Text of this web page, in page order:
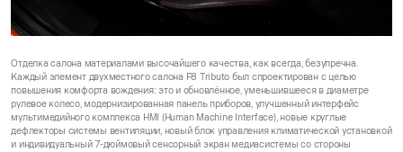
Отделка салона материалами высочайшего качества, как всегда, безупречна.
Каждый элемент двухместного салона F8 Tributo был спроектирован с целью
повышения комфорта вождения: это и обновлённое, уменьшившееся в диаметре
рулевое колесо, модернизированная панель приборов, улучшенный интерфейс
мультимедийного комплекса HMI (Human Machine Interface), новые круглые
дефлекторы системы вентиляции, новый блок управления климатической установкой
и индивидуальный 7-дюймовый сенсорный экран медиасистемы со стороны